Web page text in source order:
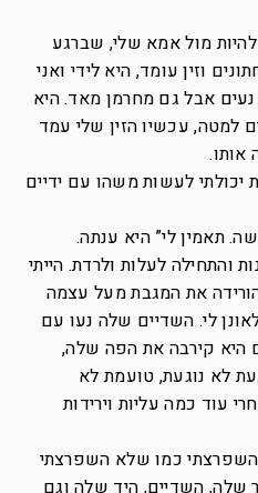
מול אמא שלי, שברגע
וזין עומד, היא לידי ואני
אבל גם מחרמן מאד. היא
למטה, עכשיו הזין שלי עמד
אותו.
לעשות משהו עם ידיים
תאמין לי” היא ענתה.
והתחילה לעלות ולרדת. הייתי
את המגבת מעל עצמה
לי. השדיים שלה נעו עם
היא קירבה את הפה שלה,
לא נוגעת, טועמת לא
עוד כמה עליות וירידות
השפרצתי כמו שלא השפרצתי
שלה, השדיים, היד שלה וגם